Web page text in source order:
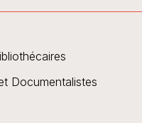
Documentalistes